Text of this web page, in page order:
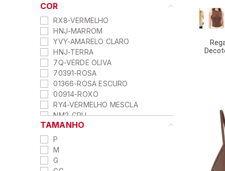
COR
RX8-VERMELHO
HNJ-MARROM
YVY-AMARELO CLARO
HNJ-TERRA
7Q-VERDE OLIVA
70391-ROSA
01366-ROSA ESCURO
00914-ROXO
RY4-VERMELHO MESCLA
NM2-CRU
NCM-PLUTÃO
LOC-LARANJA
LNQ-PÊSSEGO
HMM-CROISSANT
HLI-FORTUNA
TAMANHO
P
M
G